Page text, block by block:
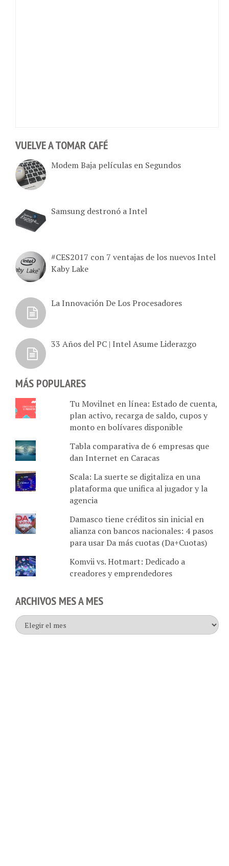
VUELVE A TOMAR CAFÉ
Modem Baja películas en Segundos
Samsung destronó a Intel
#CES2017 con 7 ventajas de los nuevos Intel
Kaby Lake
La Innovación De Los Procesadores
33 Años del PC | Intel Asume Liderazgo
MÁS POPULARES
Tu Movilnet en línea: Estado de cuenta,
plan activo, recarga de saldo, cupos y
monto en bolívares disponible
Tabla comparativa de 6 empresas que
dan Internet en Caracas
Scala: La suerte se digitaliza en una
plataforma que unifica al jugador y la
agencia
Damasco tiene créditos sin inicial en
alianza con bancos nacionales: 4 pasos
para usar Da más cuotas (Da+Cuotas)
Komvii vs. Hotmart: Dedicado a
creadores y emprendedores
ARCHIVOS MES A MES
Archivos
mes